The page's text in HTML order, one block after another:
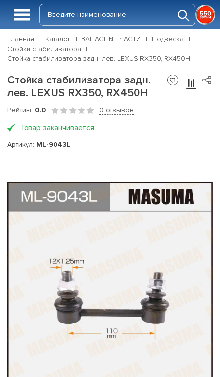
Главная Каталог ЗАПАСНЫЕ ЧАСТИ
Подвеска
Стойки стабилизатора
Стойка стабилизатора задн. лев. LEXUS RX350, RX450H
Стойка стабилизатора задн.
лев. LEXUS RX350, RX450H
Рейтинг 0.0 0 отзывов
Товар заканчивается
Артикул: ML-9043L